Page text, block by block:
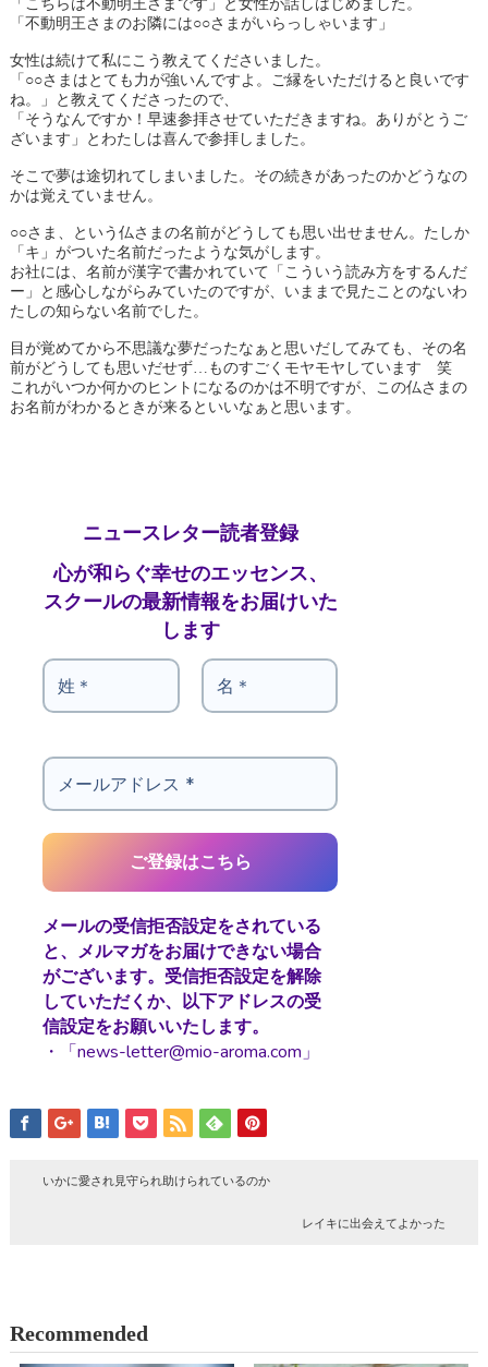
「こちらは不動明王さまです」と女性が話しはじめました。
「不動明王さまのお隣には○○さまがいらっしゃいます」
女性は続けて私にこう教えてくださいました。
「○○さまはとても力が強いんですよ。ご縁をいただけると良いです
ね。」と教えてくださったので、
「そうなんですか！早速参拝させていただきますね。ありがとうご
ざいます」とわたしは喜んで参拝しました。
そこで夢は途切れてしまいました。その続きがあったのかどうなの
かは覚えていません。
○○さま、という仏さまの名前がどうしても思い出せません。たしか
「キ」がついた名前だったような気がします。
お社には、名前が漢字で書かれていて「こういう読み方をするんだ
ー」と感心しながらみていたのですが、いままで見たことのないわ
たしの知らない名前でした。
目が覚めてから不思議な夢だったなぁと思いだしてみても、その名
前がどうしても思いだせず…ものすごくモヤモヤしています 笑
これがいつか何かのヒントになるのかは不明ですが、この仏さまの
お名前がわかるときが来るといいなぁと思います。
ニュースレター読者登録
心が和らぐ幸せのエッセンス、
スクールの最新情報をお届けいた
します
メールの受信拒否設定をされている
と、メルマガをお届けできない場合
がございます。受信拒否設定を解除
していただくか、以下アドレスの受
信設定をお願いいたします。
・「news-letter@mio-aroma.com」
いかに愛され見守られ助けられているのか
レイキに出会えてよかった
Recommended